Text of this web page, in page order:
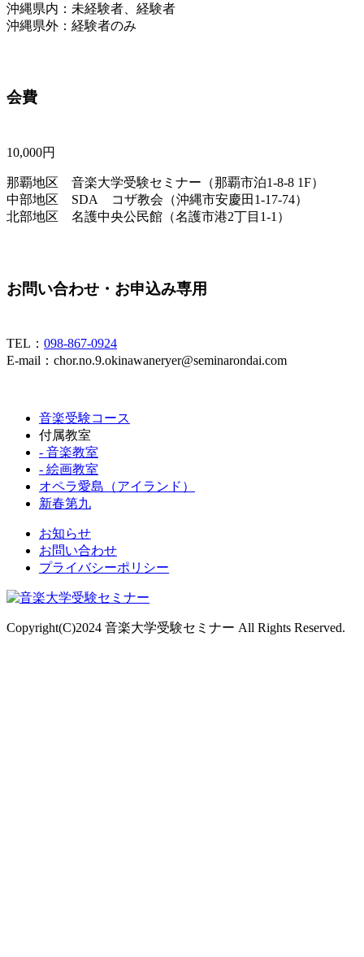
沖縄県内：未経験者、経験者
沖縄県外：経験者のみ
会費
10,000円
那覇地区 音楽大学受験セミナー（那覇市泊1-8-8 1F）
中部地区 SDA コザ教会（沖縄市安慶田1-17-74）
北部地区 名護中央公民館（名護市港2丁目1-1）
お問い合わせ・お申込み専用
TEL： 098-867-0924
E-mail：chor.no.9.okinawaneryer@seminarondai.com
音楽受験コース
付属教室
- 音楽教室
- 絵画教室
オペラ愛島（アイランド）
新春第九
お知らせ
お問い合わせ
プライバシーポリシー
Copyright(C)2024 音楽大学受験セミナー All Rights Reserved.